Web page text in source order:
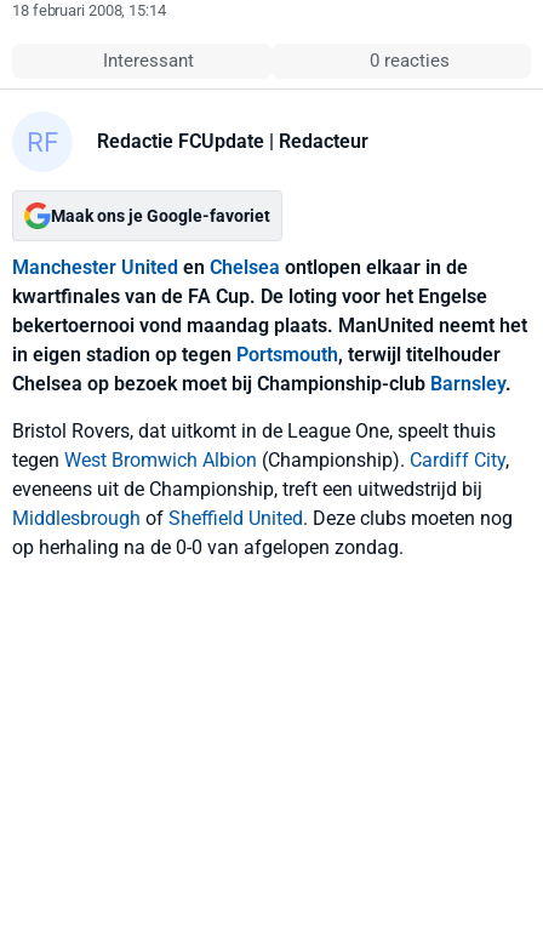
18 februari 2008, 15:14
Interessant 0 reacties
Redactie FCUpdate | Redacteur
Maak ons je Google-favoriet
Manchester United en Chelsea ontlopen elkaar in de
kwartfinales van de FA Cup. De loting voor het Engelse
bekertoernooi vond maandag plaats. ManUnited neemt het
in eigen stadion op tegen Portsmouth, terwijl titelhouder
Chelsea op bezoek moet bij Championship-club Barnsley.
Bristol Rovers, dat uitkomt in de League One, speelt thuis
tegen West Bromwich Albion (Championship). Cardiff City,
eveneens uit de Championship, treft een uitwedstrijd bij
Middlesbrough of Sheffield United. Deze clubs moeten nog
op herhaling na de 0-0 van afgelopen zondag.